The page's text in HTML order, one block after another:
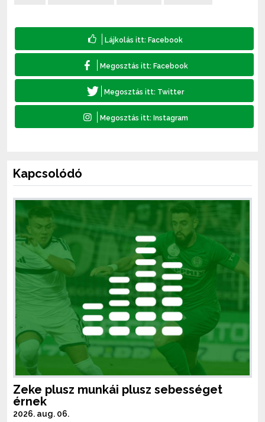
Kapcsolódó
Zeke plusz munkái plusz sebességet
érnek
2026. aug. 06.